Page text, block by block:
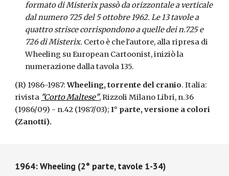
formato di Misterix passò da orizzontale a verticale
dal numero 725 del 5 ottobre 1962. Le 13 tavole a
quattro strisce corrispondono a quelle dei n.725 e
726 di Misterix. Certo è che l'autore, alla ripresa di
Wheeling su European Cartoonist, iniziò la
numerazione dalla tavola 135.
(R) 1986-1987:Wheeling, torrente del cranio. Italia:
rivista "Corto Maltese", Rizzoli Milano Libri, n.36
(1986/09) - n.42 (1987/03);I° parte,versione a colori
(Zanotti).
1964: Wheeling (2° parte, tavole 1-34)